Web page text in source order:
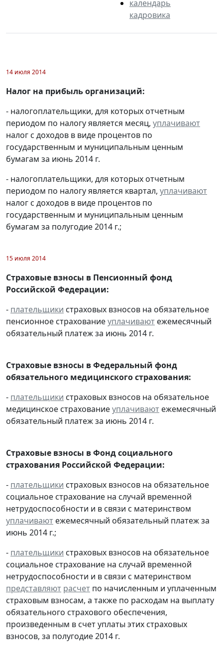
календарь
кадровика
14 июля 2014
Налог на прибыль организаций:
- налогоплательщики, для которых отчетным
периодом по налогу является месяц, уплачивают
налог с доходов в виде процентов по
государственным и муниципальным ценным
бумагам за июнь 2014 г.
- налогоплательщики, для которых отчетным
периодом по налогу является квартал, уплачивают
налог с доходов в виде процентов по
государственным и муниципальным ценным
бумагам за полугодие 2014 г.;
15 июля 2014
Страховые взносы в Пенсионный фонд
Российской Федерации:
- плательщики страховых взносов на обязательное
пенсионное страхованиеуплачивают ежемесячный
обязательный платеж за июнь 2014 г.
Страховые взносы в Федеральный фонд
обязательного медицинского страхования:
- плательщики страховых взносов на обязательное
медицинское страхованиеуплачивают ежемесячный
обязательный платеж за июнь 2014 г.
Страховые взносы в Фонд социального
страхования Российской Федерации:
- плательщики страховых взносов на обязательное
социальное страхование на случай временной
нетрудоспособности и в связи с материнством
уплачивают ежемесячный обязательный платеж за
июнь 2014 г.;
- плательщики страховых взносов на обязательное
социальное страхование на случай временной
нетрудоспособности и в связи с материнством
представляют расчет по начисленным и уплаченным
страховым взносам, а также по расходам на выплату
обязательного страхового обеспечения,
произведенным в счет уплаты этих страховых
взносов, за полугодие 2014 г.